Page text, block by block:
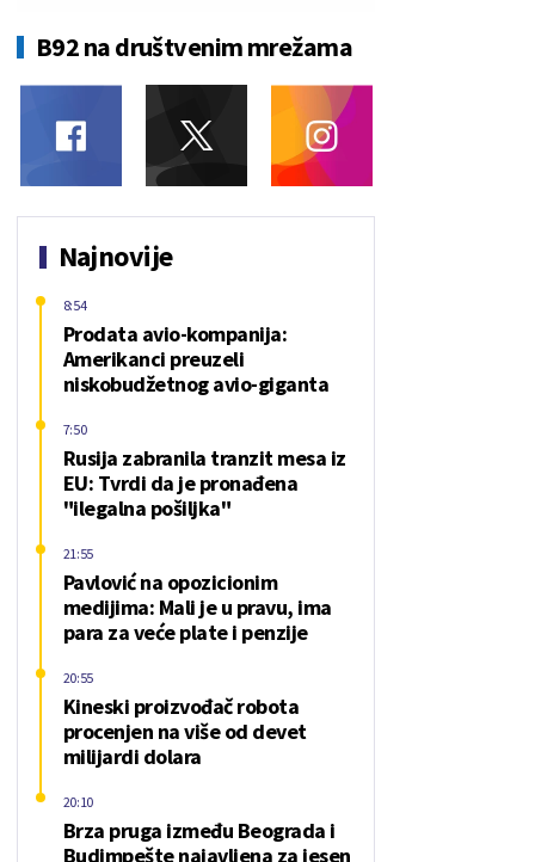
B92 na društvenim mrežama
Najnovije
Prodata avio-kompanija:
Amerikanci preuzeli
niskobudžetnog avio-giganta
8:54
Rusija zabranila tranzit mesa iz
EU: Tvrdi da je pronađena
"ilegalna pošiljka"
7:50
Pavlović na opozicionim
medijima: Mali je u pravu, ima
para za veće plate i penzije
21:55
Kineski proizvođač robota
procenjen na više od devet
milijardi dolara
20:55
Brza pruga između Beograda i
Budimpešte najavljena za jesen
20:10